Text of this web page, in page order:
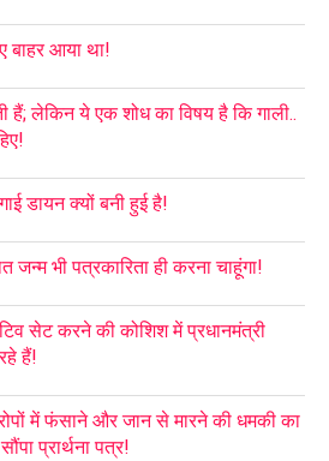
बाहर आया था!
हैं; लेकिन ये एक शोध का विषय है कि गाली..
डायन क्यों बनी हुई है!
जन्म भी पत्रकारिता ही करना चाहूंगा!
सेट करने की कोशिश में प्रधानमंत्री
हैं!
में फंसाने और जान से मारने की धमकी का
प्रार्थना पत्र!